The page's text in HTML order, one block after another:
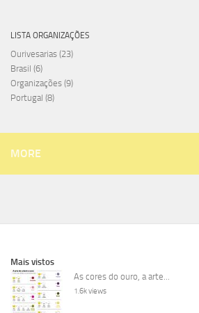
LISTA ORGANIZAÇÕES
Ourivesarias (23)
Brasil (6)
Organizações (9)
Portugal (8)
MORE
Mais vistos
As cores do ouro, a arte...
1.6k views